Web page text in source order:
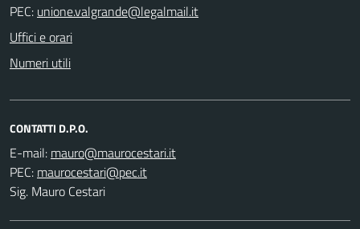
PEC:
Uffici e orari
Numeri utili
CONTATTI D.P.O.
E-mail:
PEC:
Sig. Mauro Cestari